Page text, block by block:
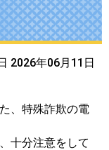
2026年06月11日
、特殊詐欺の電
十分注意をして